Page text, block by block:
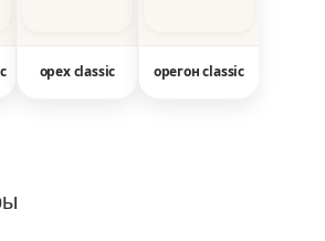
орех classic орегон classic